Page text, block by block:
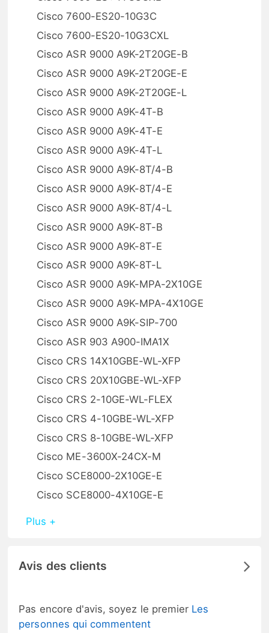
Cisco 7600-ES20-10G3C
Cisco 7600-ES20-10G3CXL
Cisco ASR 9000 A9K-2T20GE-B
Cisco ASR 9000 A9K-2T20GE-E
Cisco ASR 9000 A9K-2T20GE-L
Cisco ASR 9000 A9K-4T-B
Cisco ASR 9000 A9K-4T-E
Cisco ASR 9000 A9K-4T-L
Cisco ASR 9000 A9K-8T/4-B
Cisco ASR 9000 A9K-8T/4-E
Cisco ASR 9000 A9K-8T/4-L
Cisco ASR 9000 A9K-8T-B
Cisco ASR 9000 A9K-8T-E
Cisco ASR 9000 A9K-8T-L
Cisco ASR 9000 A9K-MPA-2X10GE
Cisco ASR 9000 A9K-MPA-4X10GE
Cisco ASR 9000 A9K-SIP-700
Cisco ASR 903 A900-IMA1X
Cisco CRS 14X10GBE-WL-XFP
Cisco CRS 20X10GBE-WL-XFP
Cisco CRS 2-10GE-WL-FLEX
Cisco CRS 4-10GBE-WL-XFP
Cisco CRS 8-10GBE-WL-XFP
Cisco ME-3600X-24CX-M
Cisco SCE8000-2X10GE-E
Cisco SCE8000-4X10GE-E
Plus +
Avis des clients
Pas encore d'avis, soyez le premier Les
personnes qui commentent